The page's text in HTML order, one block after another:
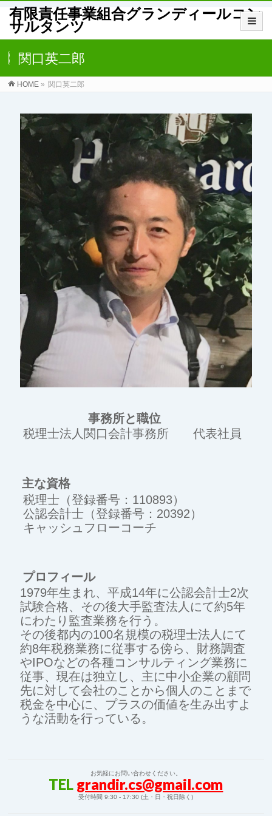
有限責任事業組合グランディールコン
サルタンツ
関口英二郎
HOME » 関口英二郎
事務所と職位
税理士法人関口会計事務所 代表社員
主な資格
税理士（登録番号：110893）
公認会計士（登録番号：20392）
キャッシュフローコーチ
プロフィール
1979年生まれ、平成14年に公認会計士2次
試験合格、その後大手監査法人にて約5年
にわたり監査業務を行う。
その後都内の100名規模の税理士法人にて
約8年税務業務に従事する傍ら、財務調査
やIPOなどの各種コンサルティング業務に
従事、現在は独立し、主に中小企業の顧問
先に対して会社のことから個人のことまで
税金を中心に、プラスの価値を生み出すよ
うな活動を行っている。
お気軽にお問い合わせください。
TEL grandir.cs@gmail.com
受付時間 9:30 - 17:30 (土・日・祝日除く)